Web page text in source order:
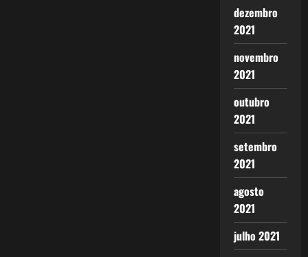
dezembro
2021
novembro
2021
outubro
2021
setembro
2021
agosto
2021
julho 2021